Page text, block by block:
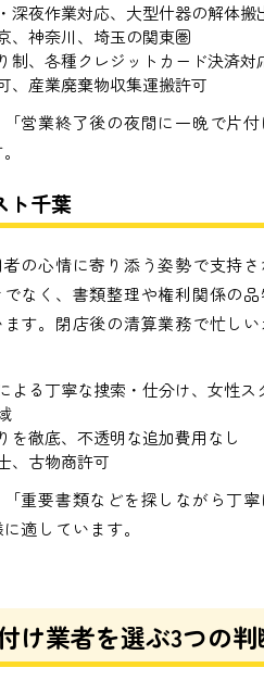
深夜作業対応、大型什器の解体搬
、神奈川、埼玉の関東圏
制、各種クレジットカード決済対
、産業廃棄物収集運搬許可
「営業終了後の夜間に一晩で片
ト千葉
の心情に寄り添う姿勢で支持
なく、書類整理や権利関係の
す。閉店後の清算業務で忙し
よる丁寧な捜索・仕分け、女性
を徹底、不透明な追加費用なし
、古物商許可
「重要書類などを探しながら丁
適しています。
け業者を選ぶ3つの